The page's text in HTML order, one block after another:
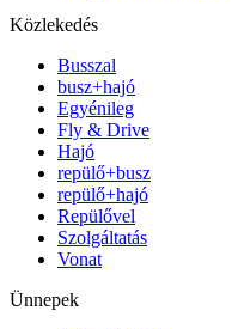
Közlekedés
Busszal
busz+hajó
Egyénileg
Fly & Drive
Hajó
repülő+busz
repülő+hajó
Repülővel
Szolgáltatás
Vonat
Ünnepek